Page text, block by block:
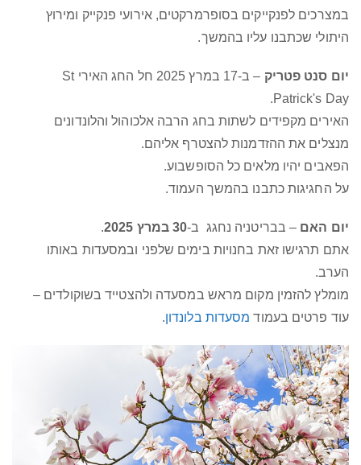
במצרכים לפנקייקים בסופרמרקטים, אירועי פנקייק ומירוץ
היתולי שכתבנו עליו בהמשך.
יום סנט פטריק
– ב-17 במרץ 2025 חל החג האירי St
Patrick's Day.
האירים מקפידים לשתות בחג הרבה אלכוהול והלונדונים
מנצלים את ההזדמנות להצטרף אליהם.
הפאבים יהיו מלאים כל הסופשבוע.
על החגיגות כתבנו בהמשך העמוד.
יום האם – בבריטניה נחגג ב-30 במרץ 2025
.
אתם תרגישו זאת בחנויות בימים שלפני ובמסעדות באותו
הערב.
מומלץ להזמין מקום מראש במסעדה ולהצטייד בשוקולדים –
עוד פרטים בעמוד מסעדות בלונדון.